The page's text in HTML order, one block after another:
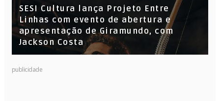
SESI Cultura lança Projeto Entre
Linhas com evento de abertura e
apresentação de Giramundo, com
Jackson Costa
publicidade